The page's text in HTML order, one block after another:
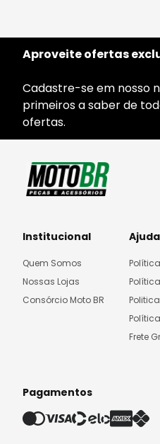
Aproveite ofertas
Cadastre-se em nosso
primeiros a saber de
ofertas.
Institucional
Quem Somos
Nossas Lojas
Consórcio Moto BR
Frete
Pagamentos